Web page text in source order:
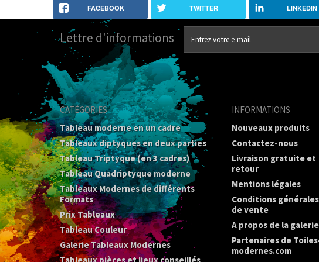
FACEBOOK TWITTER LINKEDIN
Lettre d'informations
CATÉGORIES
Tableau moderne en un cadre
Tableaux diptyques en deux parties
Tableau Triptyque (en 3 cadres)
Tableau Quadriptyque moderne
Tableaux Modernes de différents
Formats
Prix Tableaux
Tableau Couleur
Galerie Tableaux Modernes
Tableaux pièces et lieux conseillés
INFORMATIONS
Nouveaux produits
Contactez-nous
Livraison gratuite et
retour
Mentions légales
Conditions générales
de vente
A propos de la galerie
Partenaires de
modernes.com